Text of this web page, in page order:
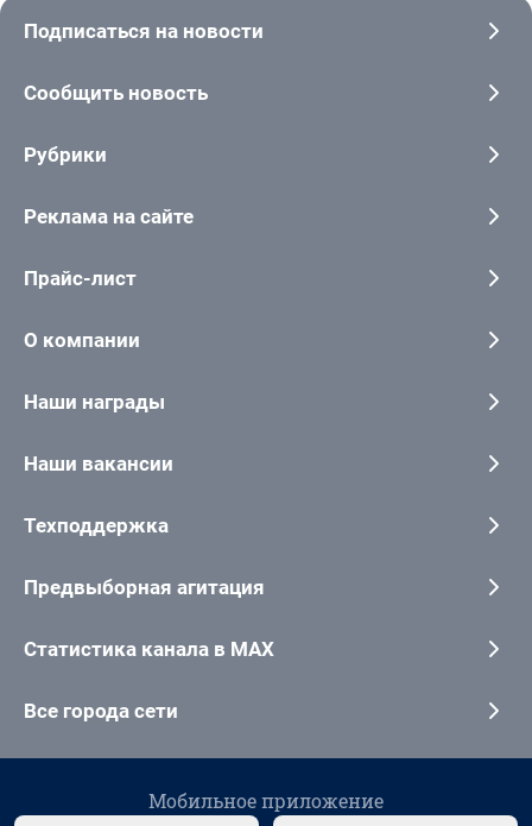
Подписаться на новости
Сообщить новость
Рубрики
Реклама на сайте
Прайс-лист
О компании
Наши награды
Наши вакансии
Техподдержка
Предвыборная агитация
Статистика канала в MAX
Все города сети
Мобильное приложение